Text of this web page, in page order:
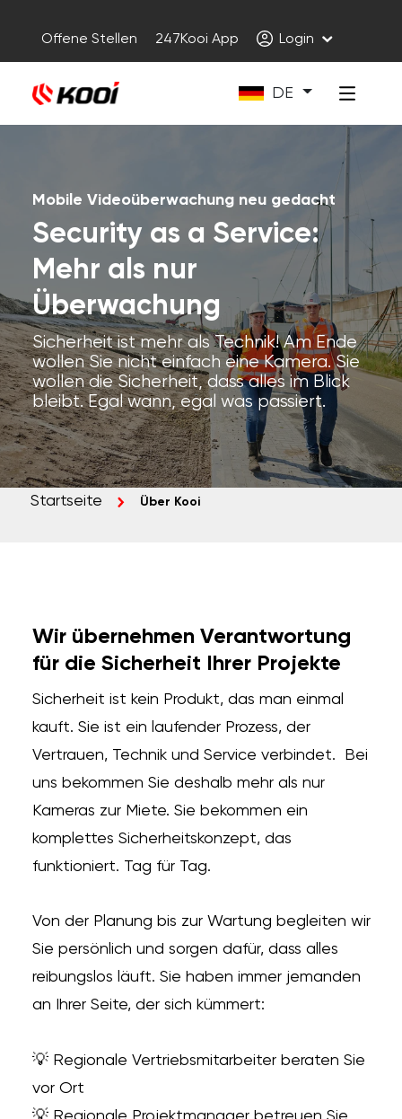
Offene Stellen 247Kooi App Login
DE
Mobile Videoüberwachung neu gedacht
Security as a Service:
Mehr als nur
Überwachung
Sicherheit ist mehr als Technik!Am Ende
wollen Sie nicht einfach eine Kamera. Sie
wollen die Sicherheit, dass alles im Blick
bleibt. Egal wann, egal was passiert.
Startseite Über Kooi
Wir übernehmen Verantwortung
für die Sicherheit Ihrer Projekte
Sicherheit ist kein Produkt, das man einmal
kauft. Sie ist ein laufender Prozess, der
Vertrauen, Technik und Service verbindet. Bei
uns bekommen Sie deshalb mehr als nur
Kameras zur Miete. Sie bekommen ein
komplettes Sicherheitskonzept, das
funktioniert. Tag für Tag.
Von der Planung bis zur Wartung begleiten wir
Sie persönlich und sorgen dafür, dass alles
reibungslos läuft. Sie haben immer jemanden
an Ihrer Seite, der sich kümmert:
💡 Regionale Vertriebsmitarbeiter beraten Sie
vor Ort